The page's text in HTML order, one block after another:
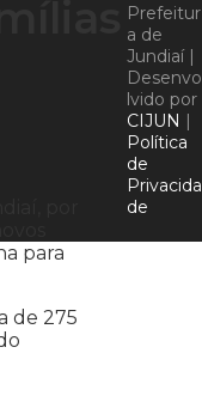
para
de 275
Prefeitur
a de
Jundiaí |
Desenvo
lvido por
CIJUN |
Política
de
Privacida
de